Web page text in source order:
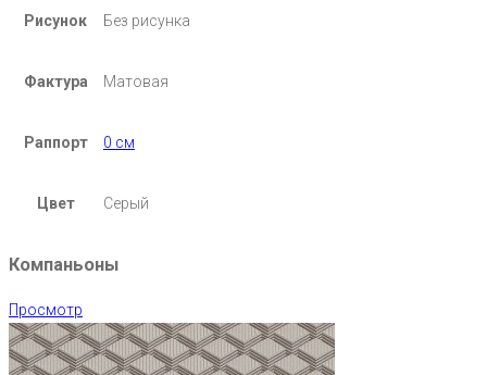
Рисунок Без рисунка
Фактура Матовая
Раппорт 0 см
Цвет Серый
Компаньоны
Просмотр